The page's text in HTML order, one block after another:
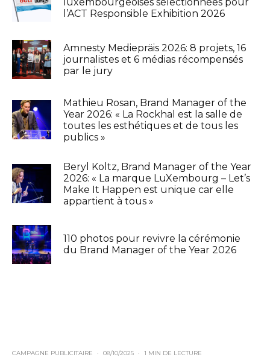
l’ACT Responsible Exhibition 2026
Amnesty Mediepräis 2026: 8 projets, 16
journalistes et 6 médias récompensés
par le jury
Mathieu Rosan, Brand Manager of the
Year 2026: « La Rockhal est la salle de
toutes les esthétiques et de tous les
publics »
Beryl Koltz, Brand Manager of the Year
2026: « La marque LuXembourg – Let’s
Make It Happen est unique car elle
appartient à tous »
110 photos pour revivre la cérémonie
du Brand Manager of the Year 2026
CAMPAGNE PUBLICITAIRE · 08/10/2025 · 1 MIN DE LECTURE